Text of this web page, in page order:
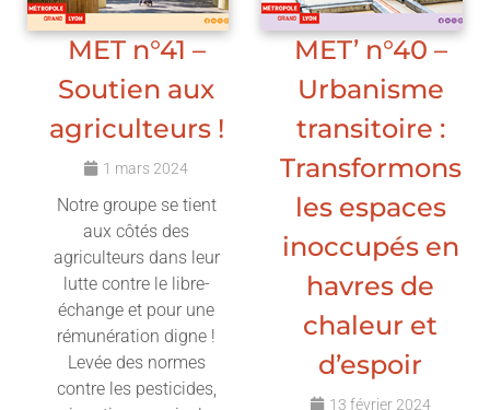
MET n°41 –
Soutien aux
agriculteurs !
1 mars 2024
Notre groupe se tient
aux côtés des
agriculteurs dans leur
lutte contre le libre-
échange et pour une
rémunération digne !
Levée des normes
contre les pesticides,
MET’ n°40 –
Urbanisme
transitoire :
Transformons
les espaces
inoccupés en
havres de
chaleur et
d’espoir
13 février 2024